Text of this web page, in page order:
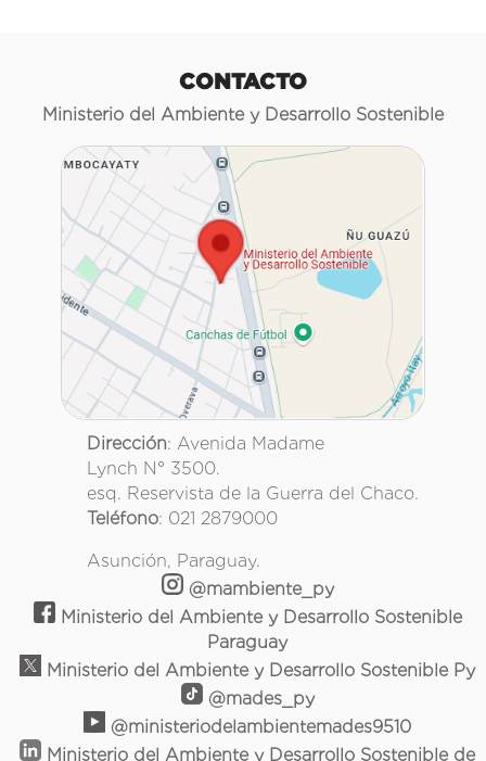
CONTACTO
Ministerio del Ambiente y Desarrollo Sostenible
Dirección: Avenida Madame
Lynch N° 3500.
esq. Reservista de la Guerra del Chaco.
Teléfono: 021 2879000
Asunción, Paraguay.
@mambiente_py
Ministerio del Ambiente y Desarrollo Sostenible
Paraguay
Ministerio del Ambiente y Desarrollo Sostenible Py
@mades_py
@ministeriodelambientemades9510
Ministerio del Ambiente y Desarrollo Sostenible de